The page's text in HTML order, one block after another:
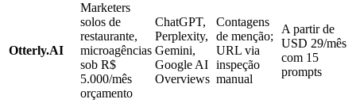
Otterly.AI
Marketers
solos de
restaurante,
microagências
sob R$
5.000/mês
orçamento
ChatGPT,
Perplexity,
Gemini,
Google AI
Overviews
Contagens
de menção;
URL via
inspeção
manual
A partir de
USD 29/mês
com 15
prompts